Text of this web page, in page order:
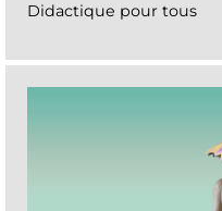
Didactique pour tous